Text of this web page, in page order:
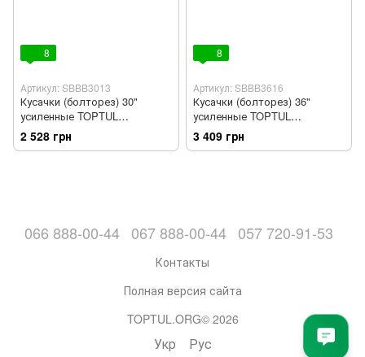
8
Артикул: SBBB3013
Кусачки (болторез) 30"
усиленные TOPTUL
SBBB3013
2 528 грн
8
Артикул: SBBB3616
Кусачки (болторез) 36"
усиленные TOPTUL
SBBB3616
3 409 грн
066 888-00-44 067 888-00-44 057 720-91-53
Контакты
Полная версия сайта
TOPTUL.ORG© 2026
Укр Рус